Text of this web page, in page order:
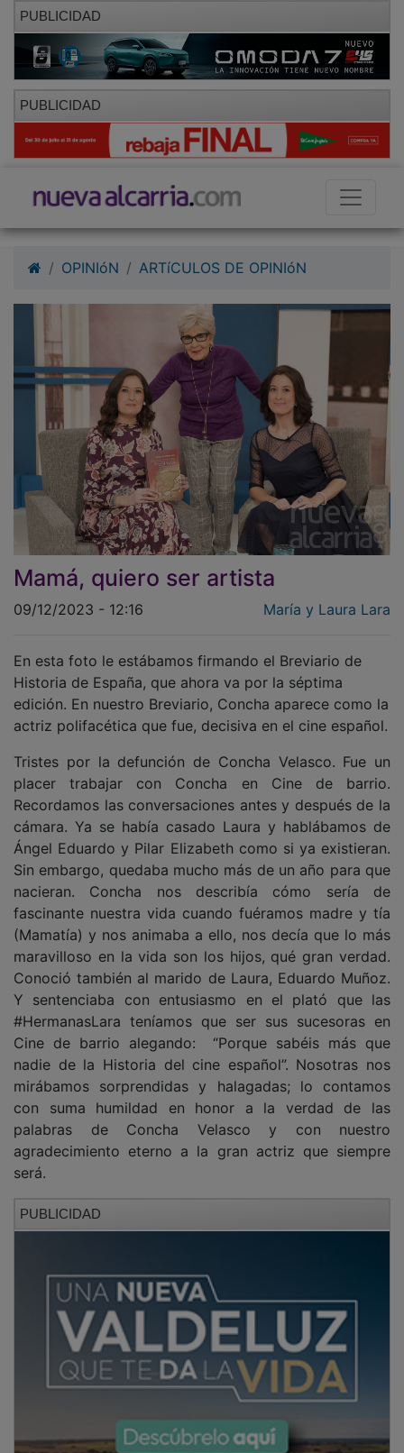
PUBLICIDAD
PUBLICIDAD
Mamá, quiero ser artista
09/12/2023 - 12:16
Historia de España, que ahora va por la séptima
edición. En nuestro Breviario, Concha aparece como la
actriz polifacética que fue, decisiva en el cine español.
placer trabajar con Concha en Cine de barrio.
Recordamos las conversaciones antes y después de la
cámara. Ya se había casado Laura y hablábamos de
Ángel Eduardo y Pilar Elizabeth como si ya existieran.
Sin embargo, quedaba mucho más de un año para que
nacieran. Concha nos describía cómo sería de
fascinante nuestra vida cuando fuéramos madre y tía
(Mamatía) y nos animaba a ello, nos decía que lo más
maravilloso en la vida son los hijos, qué gran verdad.
Conoció también al marido de Laura, Eduardo Muñoz.
Y sentenciaba con entusiasmo en el plató que las
#HermanasLara teníamos que ser sus sucesoras en
Cine de barrio alegando: “Porque sabéis más que
nadie de la Historia del cine español”. Nosotras nos
mirábamos sorprendidas y halagadas; lo contamos
con suma humildad en honor a la verdad de las
palabras de Concha Velasco y con nuestro
agradecimiento eterno a la gran actriz que siempre
será.